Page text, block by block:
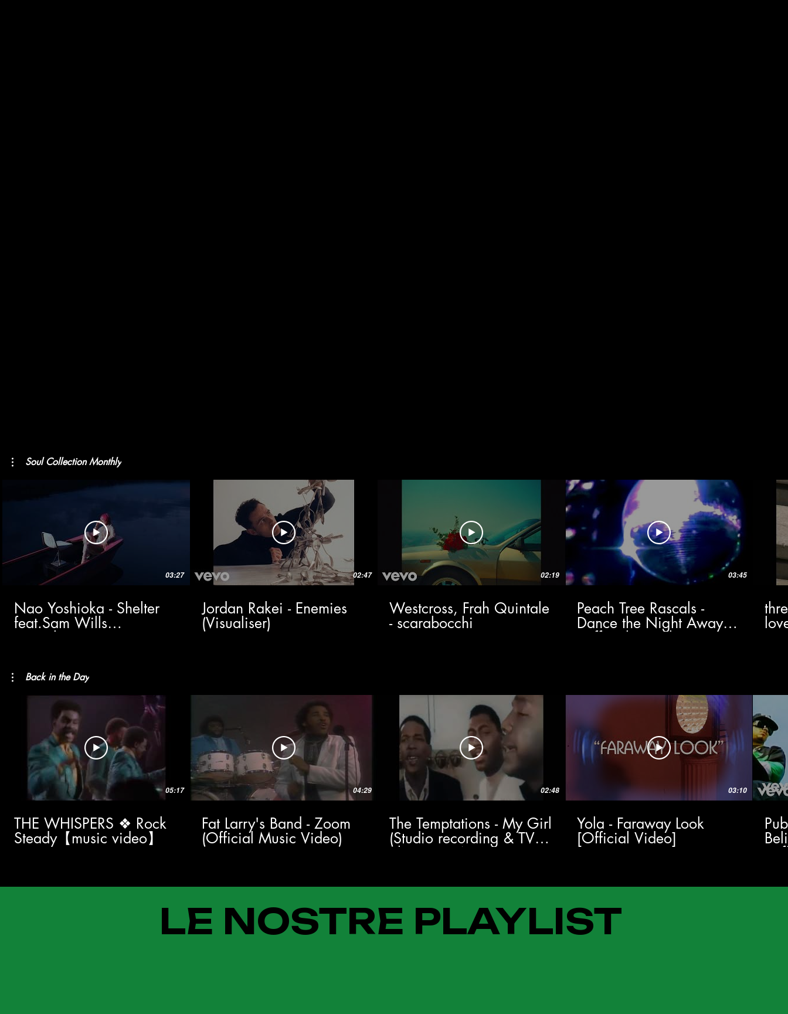
Soul Collection Monthly
03:27
Nao Yoshioka - Shelter
feat.Sam Wills
(Visualizer)
02:47
Jordan Rakei - Enemies
(Visualiser)
02:19
Westcross, Frah Quintale
- scarabocchi
03:45
Peach Tree Rascals -
Dance the Night Away
(Official Visualizer)
Back in the Day
05:17
THE WHISPERS ❖ Rock
Steady【music video】
04:29
Fat Larry's Band - Zoom
(Official Music Video)
02:48
The Temptations - My Girl
(Studio recording & TV
Show 1964) HD
03:10
Yola - Faraway Look
[Official Video]
LE NOSTRE PLAYLIST